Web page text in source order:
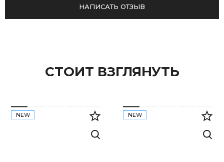
НАПИСАТЬ ОТЗЫВ
СТОИТ ВЗГЛЯНУТЬ
NEW NEW